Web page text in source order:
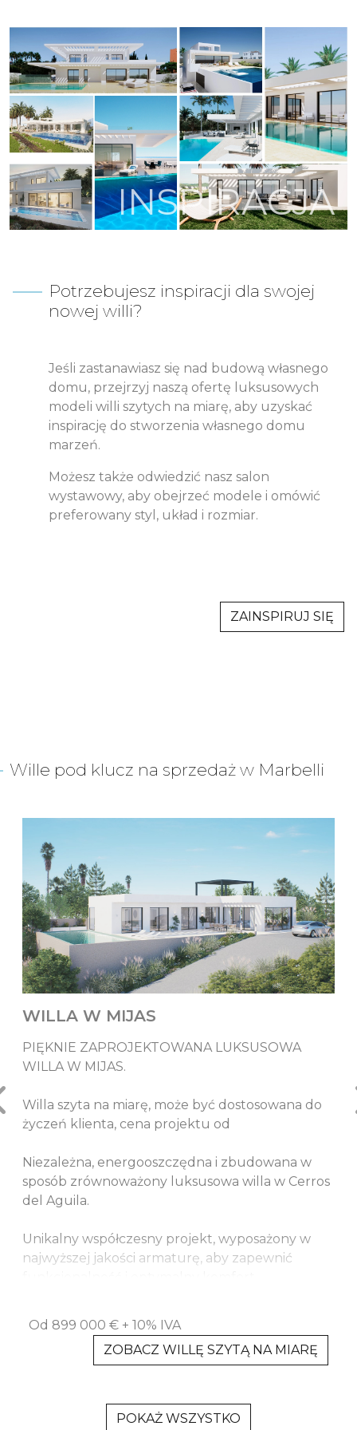
INSPIRACJA
Potrzebujesz inspiracji dla swojej
nowej willi?
Jeśli zastanawiasz się nad budową własnego
domu, przejrzyj naszą ofertę luksusowych
modeli willi szytych na miarę, aby uzyskać
inspirację do stworzenia własnego domu
marzeń.
Możesz także odwiedzić nasz salon
wystawowy, aby obejrzeć modele i omówić
preferowany styl, układ i rozmiar.
ZAINSPIRUJ SIĘ
Wille pod klucz na sprzedaż w Marbelli
WILLA W MIJAS
PIĘKNIE ZAPROJEKTOWANA LUKSUSOWA
WILLA W MIJAS.
Willa szyta na miarę, może być dostosowana do
życzeń klienta, cena projektu od
Niezależna, energooszczędna i zbudowana w
sposób zrównoważony luksusowa willa w Cerros
del Aguila.
Unikalny współczesny projekt, wyposażony w
najwyższej jakości armaturę, aby zapewnić
Ta 3-sypialnia, 2 łazienki, nowoczesna,
przestronna, jednopoziomowa willa w kształcie
litery L o powierzchni zabudowy 174 m² plus
Od 899 000 € + 10% IVA
ZOBACZ WILLĘ SZYTĄ NA MIARĘ
POKAŻ WSZYSTKO